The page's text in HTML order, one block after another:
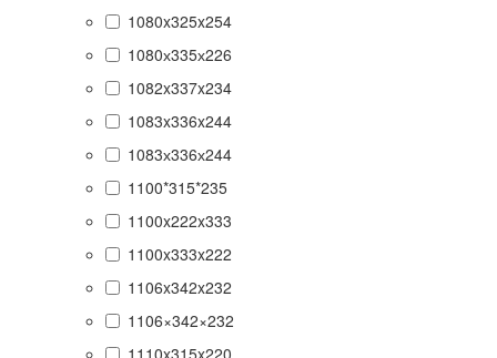
1080x325x254
1080х335х226
1082x337x234
1083x336x244
1083х336х244
1100*315*235
1100x222x333
1100x333x222
1106x342x232
1106×342×232
1110x315x220